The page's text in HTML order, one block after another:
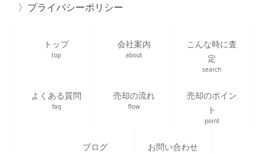
プライバシーポリシー
トップ
top
会社案内
about
こんな時に査
定
search
よくある質問
faq
売却の流れ
flow
売却のポイン
ト
point
ブログ お問い合わせ